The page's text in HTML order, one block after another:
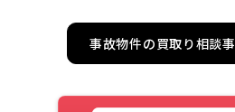
事故物件の買取り相談